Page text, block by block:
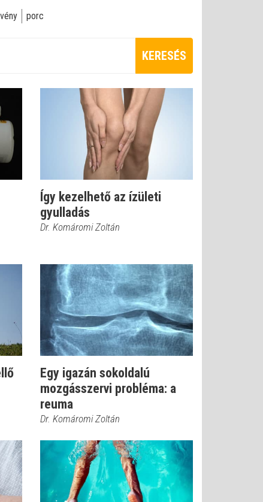
porc
KERESÉS
Így kezelhető az ízületi
gyulladás
Dr. Komáromi Zoltán
Egy igazán sokoldalú
mozgásszervi probléma: a
reuma
Dr. Komáromi Zoltán